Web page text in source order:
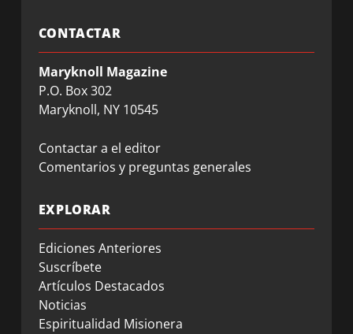
CONTACTAR
Maryknoll Magazine
P.O. Box 302
Maryknoll, NY 10545
Contactar a el editor
Comentarios y preguntas generales
EXPLORAR
Ediciones Anteriores
Suscríbete
Artículos Destacados
Noticias
Espiritualidad Misionera